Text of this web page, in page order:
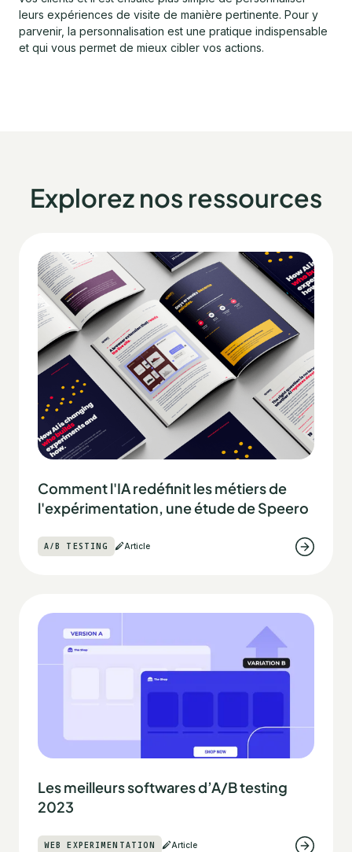
leurs expériences de visite de manière pertinente. Pour y
parvenir, la personnalisation est une pratique indispensable
et qui vous permet de mieux cibler vos actions.
Explorez nos ressources
Comment l'IA redéfinit les métiers de
l'expérimentation, une étude de Speero
A/B TESTING Article
Les meilleurs softwares d’A/B testing
2023
WEB EXPERIMENTATION Article